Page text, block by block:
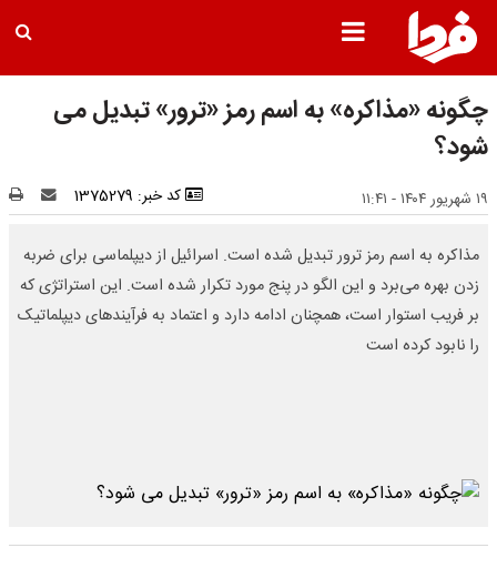
چگونه «مذاکره» به اسم رمز «ترور» تبدیل می
شود؟
۱۹ شهریور ۱۴۰۴ - ۱۱:۴۱ کد خبر: 1375279
مذاکره به اسم رمز ترور تبدیل شده است. اسرائیل از دیپلماسی برای ضربه
زدن بهره می‌برد و این الگو در پنج مورد تکرار شده است. این استراتژی که
بر فریب استوار است، همچنان ادامه دارد و اعتماد به فرآیندهای دیپلماتیک
را نابود کرده است